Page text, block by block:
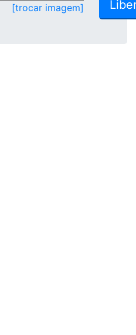
[trocar imagem]